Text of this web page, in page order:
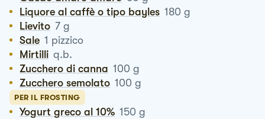
Liquore al caffè o tipo bayles 180 g
Lievito 7 g
Sale 1 pizzico
Mirtilli q.b.
Zucchero di canna 100 g
Zucchero semolato 100 g
PER IL FROSTING
Yogurt greco al 10% 150 g